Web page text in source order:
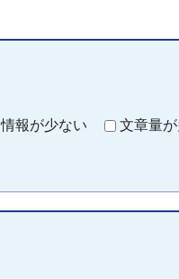
情報が少ない 文章量